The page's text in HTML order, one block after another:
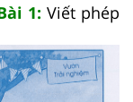
1: Viết phép